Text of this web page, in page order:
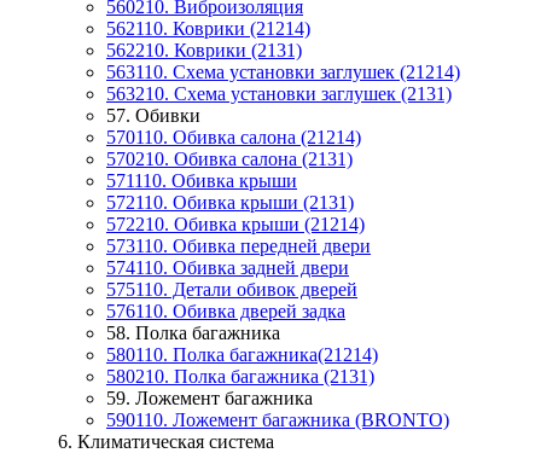
560210. Виброизоляция
562110. Коврики (21214)
562210. Коврики (2131)
563110. Схема установки заглушек (21214)
563210. Схема установки заглушек (2131)
57. Обивки
570110. Обивка салона (21214)
570210. Обивка салона (2131)
571110. Обивка крыши
572110. Обивка крыши (2131)
572210. Обивка крыши (21214)
573110. Обивка передней двери
574110. Обивка задней двери
575110. Детали обивок дверей
576110. Обивка дверей задка
58. Полка багажника
580110. Полка багажника(21214)
580210. Полка багажника (2131)
59. Ложемент багажника
590110. Ложемент багажника (BRONTO)
6. Климатическая система